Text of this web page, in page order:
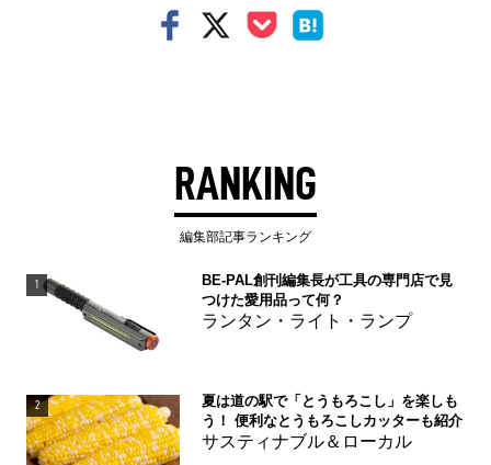
RANKING
編集部記事ランキング
1
BE-PAL創刊編集長が工具の専門店で見
つけた愛用品って何？
ランタン・ライト・ランプ
2
夏は道の駅で「とうもろこし」を楽しも
う！ 便利なとうもろこしカッターも紹介
サスティナブル＆ローカル